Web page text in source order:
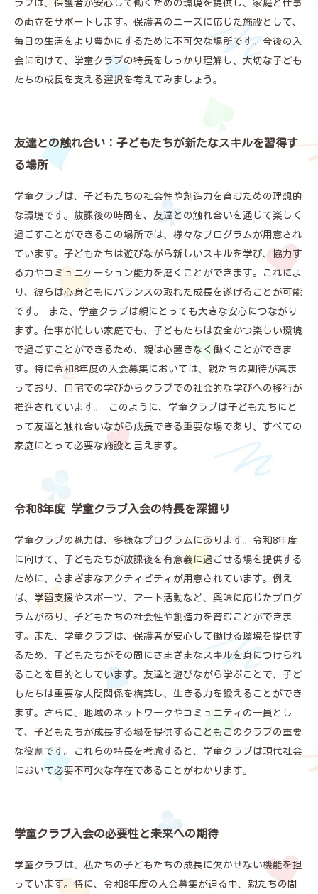
ラブは、保護者が安心して働くための環境を提供し、家庭と仕事
の両立をサポートします。保護者のニーズに応じた施設として、
毎日の生活をより豊かにするために不可欠な場所です。今後の入
会に向けて、学童クラブの特長をしっかり理解し、大切な子ども
たちの成長を支える選択を考えてみましょう。
友達との触れ合い：子どもたちが新たなスキルを習得す
る場所
学童クラブは、子どもたちの社会性や創造力を育むための理想的
な環境です。放課後の時間を、友達との触れ合いを通じて楽しく
過ごすことができるこの場所では、様々なプログラムが用意され
ています。子どもたちは遊びながら新しいスキルを学び、協力す
る力やコミュニケーション能力を磨くことができます。これによ
り、彼らは心身ともにバランスの取れた成長を遂げることが可能
です。 また、学童クラブは親にとっても大きな安心につながり
ます。仕事が忙しい家庭でも、子どもたちは安全かつ楽しい環境
で過ごすことができるため、親は心置きなく働くことができま
す。特に令和8年度の入会募集においては、親たちの期待が高ま
っており、自宅での学びからクラブでの社会的な学びへの移行が
推進されています。 このように、学童クラブは子どもたちにと
って友達と触れ合いながら成長できる重要な場であり、すべての
家庭にとって必要な施設と言えます。
令和8年度 学童クラブ入会の特長を深掘り
学童クラブの魅力は、多様なプログラムにあります。令和8年度
に向けて、子どもたちが放課後を有意義に過ごせる場を提供する
ために、さまざまなアクティビティが用意されています。例え
ば、学習支援やスポーツ、アート活動など、興味に応じたプログ
ラムがあり、子どもたちの社会性や創造力を育むことができま
す。また、学童クラブは、保護者が安心して働ける環境を提供す
るため、子どもたちがその間にさまざまなスキルを身につけられ
ることを目的としています。友達と遊びながら学ぶことで、子ど
もたちは重要な人間関係を構築し、生きる力を鍛えることができ
ます。さらに、地域のネットワークやコミュニティの一員とし
て、子どもたちが成長する場を提供することもこのクラブの重要
な役割です。これらの特長を考慮すると、学童クラブは現代社会
において必要不可欠な存在であることがわかります。
学童クラブ入会の必要性と未来への期待
学童クラブは、私たちの子どもたちの成長に欠かせない機能を担
っています。特に、令和8年度の入会募集が迫る中、親たちの間